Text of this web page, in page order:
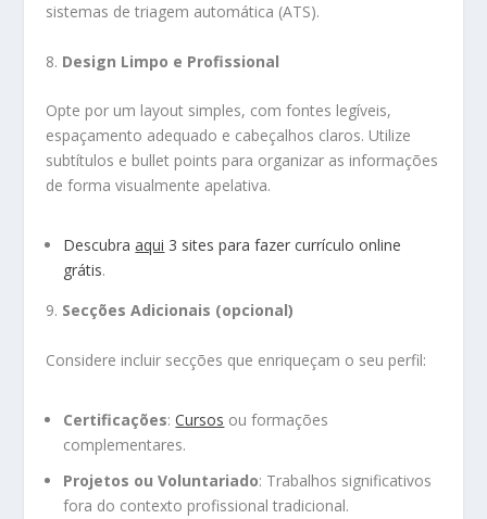
sistemas de triagem automática (ATS).
8. Design Limpo e Profissional
Opte por um layout simples, com fontes legíveis,
espaçamento adequado e cabeçalhos claros. Utilize
subtítulos e bullet points para organizar as informações
de forma visualmente apelativa.
Descubraaqui 3 sites para fazer currículo online
grátis.
9. Secções Adicionais (opcional)
Considere incluir secções que enriqueçam o seu perfil:
Certificações:Cursos ou formações
complementares.
Projetos ou Voluntariado: Trabalhos significativos
fora do contexto profissional tradicional.